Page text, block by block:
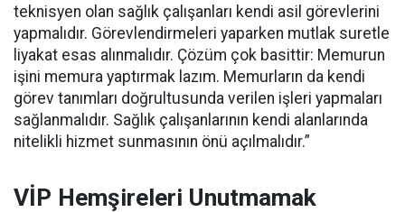
teknisyen olan sağlık çalışanları kendi asil görevlerini
yapmalıdır. Görevlendirmeleri yaparken mutlak suretle
liyakat esas alınmalıdır. Çözüm çok basittir: Memurun
işini memura yaptırmak lazım. Memurların da kendi
görev tanımları doğrultusunda verilen işleri yapmaları
sağlanmalıdır. Sağlık çalışanlarının kendi alanlarında
nitelikli hizmet sunmasının önü açılmalıdır.”
VİP Hemşireleri Unutmamak